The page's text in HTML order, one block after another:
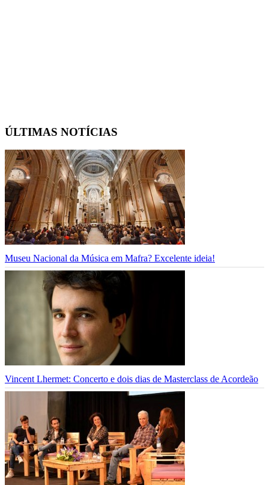
ÚLTIMAS NOTÍCIAS
Museu Nacional da Música em Mafra? Excelente ideia!
Vincent Lhermet: Concerto e dois dias de Masterclass de Acordeão